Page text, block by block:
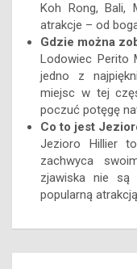
Koh Rong, Bali,
atrakcje – od
Gdzie można
Lodowiec Perito
jedno z
miejsc w tej
poczuć potęgę
Co to jest
Jezioro Hillier
zachwyca
zjawiska nie są
popularną